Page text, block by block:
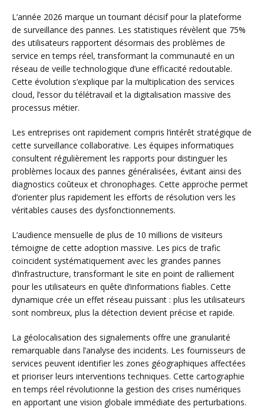
L’année 2026 marque un tournant décisif pour la plateforme
de surveillance des pannes. Les statistiques révèlent que 75%
des utilisateurs rapportent désormais des problèmes de
service en temps réel, transformant la communauté en un
réseau de veille technologique d’une efficacité redoutable.
Cette évolution s’explique par la multiplication des services
cloud, l’essor du télétravail et la digitalisation massive des
processus métier.
Les entreprises ont rapidement compris l’intérêt stratégique de
cette surveillance collaborative. Les équipes informatiques
consultent régulièrement les rapports pour distinguer les
problèmes locaux des pannes généralisées, évitant ainsi des
diagnostics coûteux et chronophages. Cette approche permet
d’orienter plus rapidement les efforts de résolution vers les
véritables causes des dysfonctionnements.
L’audience mensuelle de plus de 10 millions de visiteurs
témoigne de cette adoption massive. Les pics de trafic
coïncident systématiquement avec les grandes pannes
d’infrastructure, transformant le site en point de ralliement
pour les utilisateurs en quête d’informations fiables. Cette
dynamique crée un effet réseau puissant : plus les utilisateurs
sont nombreux, plus la détection devient précise et rapide.
La géolocalisation des signalements offre une granularité
remarquable dans l’analyse des incidents. Les fournisseurs de
services peuvent identifier les zones géographiques affectées
et prioriser leurs interventions techniques. Cette cartographie
en temps réel révolutionne la gestion des crises numériques
en apportant une vision globale immédiate des perturbations.